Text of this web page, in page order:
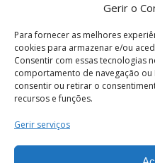
Gerir o
Para fornecer as melhores
cookies para armazenar e/ou
Consentir com essas tecnologias
comportamento de navegação ou
consentir ou retirar o
recursos e funções.
Gerir serviços
Termos e Condições